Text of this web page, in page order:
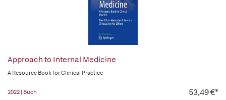
Approach to Internal Medicine
A Resource Book for Clinical Practice
2022 | Buch 53,49 €*